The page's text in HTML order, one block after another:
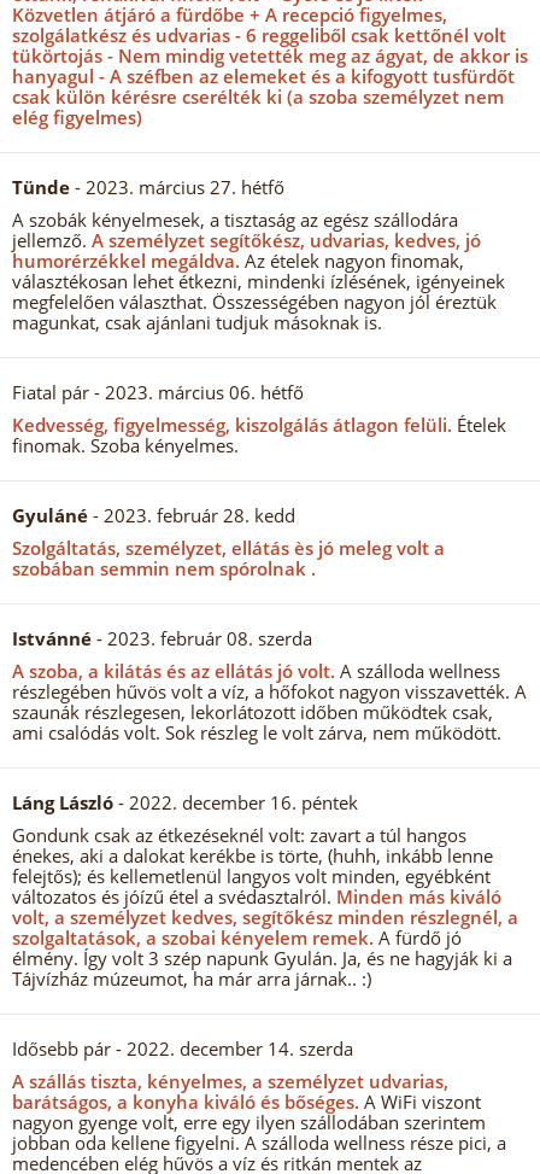
Közvetlen átjáró a fürdőbe + A recepció figyelmes,
szolgálatkész és udvarias - 6 reggeliből csak kettőnél volt
tükörtojás - Nem mindig vetették meg az ágyat, de akkor is
hanyagul - A széfben az elemeket és a kifogyott tusfürdőt
csak külön kérésre cserélték ki (a szoba személyzet nem
elég figyelmes)
Tünde - 2023. március 27. hétfő
A szobák kényelmesek, a tisztaság az egész szállodára
jellemző. A személyzet segítőkész, udvarias, kedves, jó
humorérzékkel megáldva. Az ételek nagyon finomak,
választékosan lehet étkezni, mindenki ízlésének, igényeinek
megfelelően választhat. Összességében nagyon jól éreztük
magunkat, csak ajánlani tudjuk másoknak is.
Fiatal pár - 2023. március 06. hétfő
Kedvesség, figyelmesség, kiszolgálás átlagon felüli. Ételek
finomak. Szoba kényelmes.
Gyuláné - 2023. február 28. kedd
Szolgáltatás, személyzet, ellátás ès jó meleg volt a
szobában semmin nem spórolnak .
Istvánné - 2023. február 08. szerda
A szoba, a kilátás és az ellátás jó volt. A szálloda wellness
részlegében hűvös volt a víz, a hőfokot nagyon visszavették. A
szaunák részlegesen, lekorlátozott időben működtek csak,
ami csalódás volt. Sok részleg le volt zárva, nem működött.
Láng László - 2022. december 16. péntek
Gondunk csak az étkezéseknél volt: zavart a túl hangos
énekes, aki a dalokat kerékbe is törte, (huhh, inkább lenne
felejtős); és kellemetlenül langyos volt minden, egyébként
változatos és jóízű étel a svédasztalról. Minden más kiváló
volt, a személyzet kedves, segítőkész minden részlegnél, a
szolgaltatások, a szobai kényelem remek. A fürdő jó
élmény. Így volt 3 szép napunk Gyulán. Ja, és ne hagyják ki a
Tájvízház múzeumot, ha már arra járnak.. :)
Idősebb pár - 2022. december 14. szerda
A szállás tiszta, kényelmes, a személyzet udvarias,
barátságos, a konyha kiváló és bőséges. A WiFi viszont
nagyon gyenge volt, erre egy ilyen szállodában szerintem
jobban oda kellene figyelni. A szálloda wellness része pici, a
medencében elég hűvös a víz és ritkán mentek az